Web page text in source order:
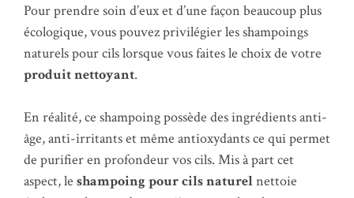
Pour prendre soin d’eux et d’une façon beaucoup plus
écologique, vous pouvez privilégier les shampoings
naturels pour cils lorsque vous faites le choix de votre
produit nettoyant.
En réalité, ce shampoing possède des ingrédients anti-
âge, anti-irritants et même antioxydants ce qui permet
de purifier en profondeur vos cils. Mis à part cet
aspect, le shampoing pour cils naturelnettoie